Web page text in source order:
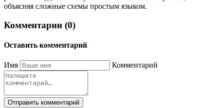
объясняя сложные схемы простым языком.
Комментарии (0)
Оставить комментарий
Имя Комментарий
Отправить комментарий